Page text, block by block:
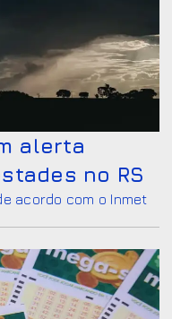
alerta
no RS
acordo com o Inmet